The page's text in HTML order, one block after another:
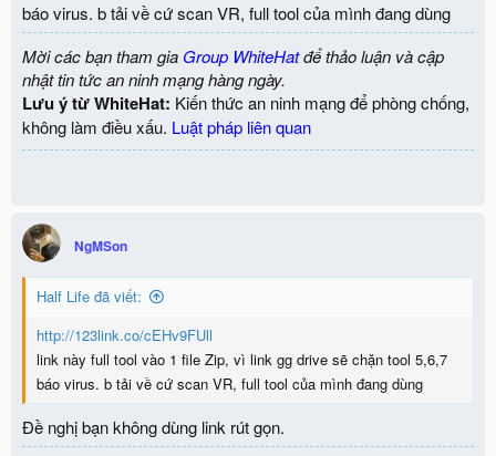
báo virus. b tải về cứ scan VR, full tool của mình đang dùng
Mời các bạn tham gia Group WhiteHatđể thảo luận và cập
nhật tin tức an ninh mạng hàng ngày.
Lưu ý từ WhiteHat: Kiến thức an ninh mạng để phòng chống,
không làm điều xấu. Luật pháp liên quan
NgMSon
Half Life đã viết:
http://123link.co/cEHv9FUll
link này full tool vào 1 file Zip, vì link gg drive sẽ chặn tool 5,6,7
báo virus. b tải về cứ scan VR, full tool của mình đang dùng
Đề nghị bạn không dùng link rút gọn.